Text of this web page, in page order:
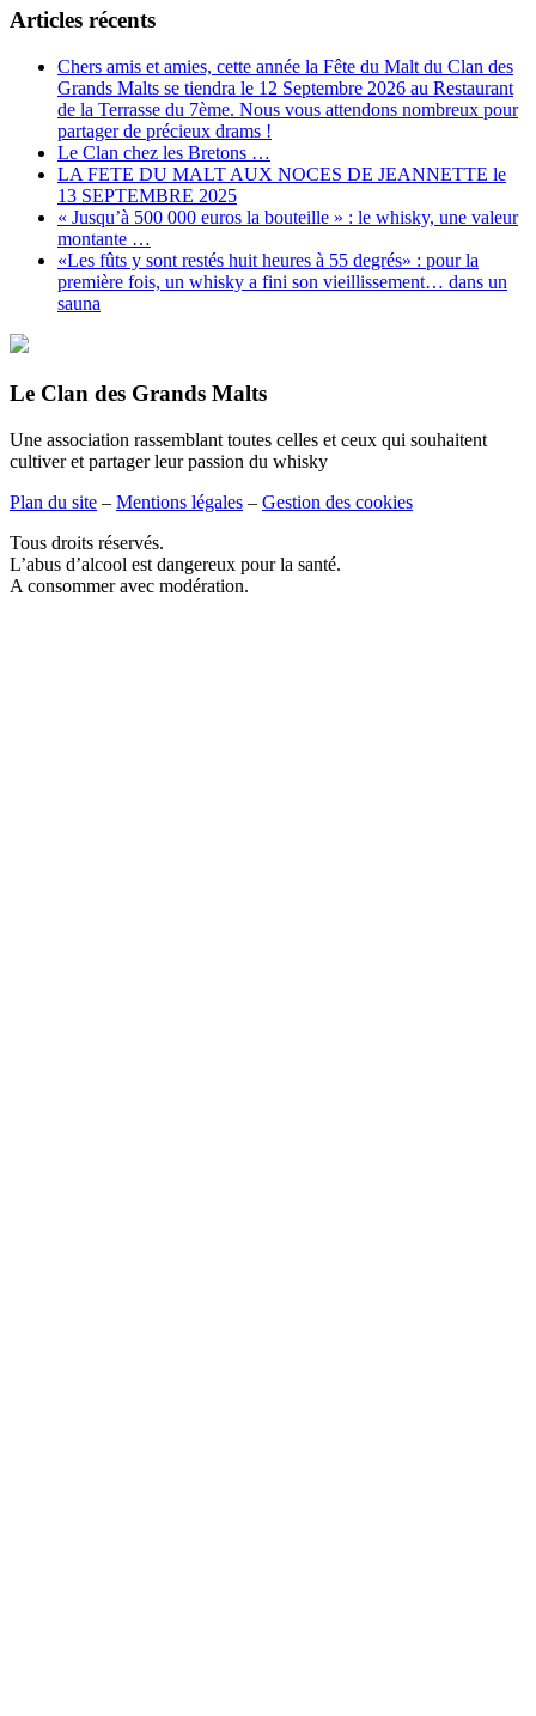
Articles récents
Chers amis et amies, cette année la Fête du Malt du Clan des
Grands Malts se tiendra le 12 Septembre 2026 au Restaurant
de la Terrasse du 7ème. Nous vous attendons nombreux pour
partager de précieux drams !
Le Clan chez les Bretons …
LA FETE DU MALT AUX NOCES DE JEANNETTE le
13 SEPTEMBRE 2025
« Jusqu’à 500 000 euros la bouteille » : le whisky, une valeur
montante …
«Les fûts y sont restés huit heures à 55 degrés» : pour la
première fois, un whisky a fini son vieillissement… dans un
sauna
Le Clan des Grands Malts
Une association rassemblant toutes celles et ceux qui souhaitent
cultiver et partager leur passion du whisky
Plan du site – Mentions légales – Gestion des cookies
Tous droits réservés.
L’abus d’alcool est dangereux pour la santé.
A consommer avec modération.